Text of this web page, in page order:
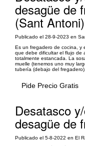
desagüe de
(Sant Antoni)
Publicado el 28-9-2023 en
Es un fregadero de cocina, y
que debe dificultar el flujo de
totalmente estancada. La
muelle (tenemos uno muy
tubería (debajo del
Pide Precio Gratis
Desatasco
desagüe de
Publicado el 5-8-2022 en El